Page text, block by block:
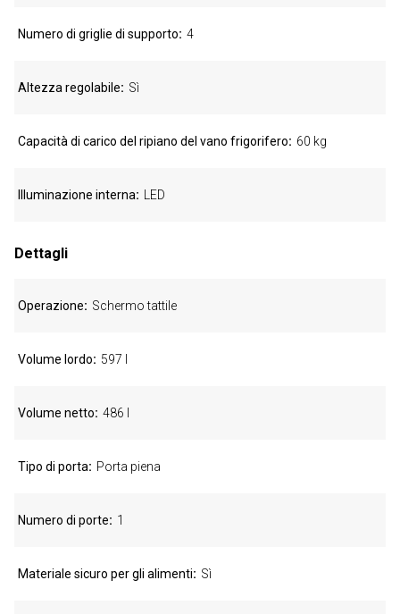
Numero di griglie di supporto 4
Altezza regolabile Sì
Capacità di carico del ripiano del vano frigorifero 60 kg
Illuminazione interna LED
Dettagli
Operazione Schermo tattile
Volume lordo 597 l
Volume netto 486 l
Tipo di porta Porta piena
Numero di porte 1
Materiale sicuro per gli alimenti Sì